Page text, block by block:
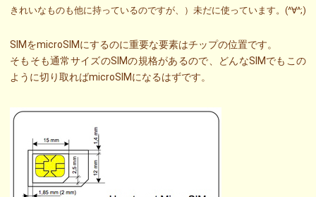
きれいなものも他に持っているのですが、）未だに使っています。(^∀^;)
SIMをmicroSIMにするのに重要な要素はチップの位置です。
そもそも通常サイズのSIMの規格があるので、どんなSIMでもこの
ように切り取ればmicroSIMになるはずです。